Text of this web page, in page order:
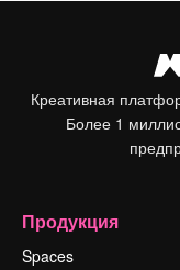
Креативная
Более 1
Продукция
Spaces